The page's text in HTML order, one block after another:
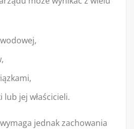
lub jej właścicieli.
jednak zachowania